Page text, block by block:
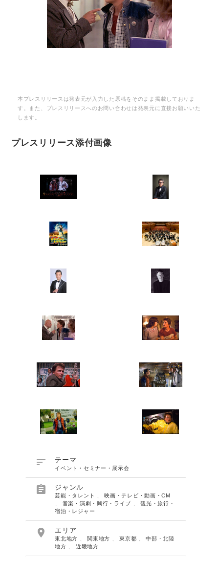
本プレスリリースは発表元が入力した原稿をそのまま掲載しておりま
す。また、プレスリリースへのお問い合わせは発表元に直接お願いいた
します。
プレスリリース添付画像
 テーマ
イベント・セミナー・展示会
 ジャンル
芸能・タレント 、映画・テレビ・動画・CM
音楽・演劇・興行・ライブ 、観光・旅行・
宿泊・レジャー
 エリア
東北地方 、関東地方 、東京都 、中部・北陸
地方
近畿地方